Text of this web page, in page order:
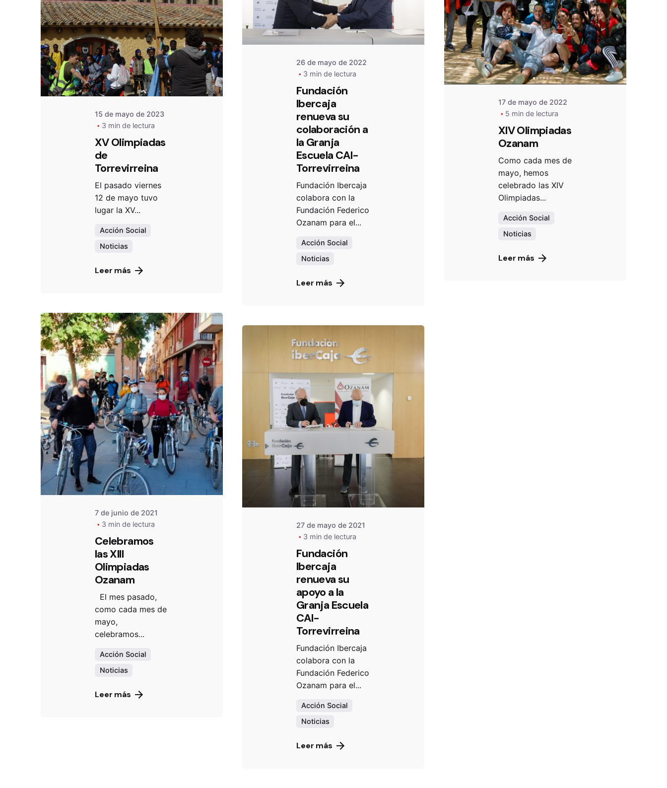
De
OZANAM
15 de mayo de 2023
3 min de lectura
XV Olimpiadas
de
Torrevirreina
El pasado viernes
12 de mayo tuvo
lugar la XV...
Acción Social
Noticias
Leer más
26 de mayo de 2022
3 min de lectura
Fundación
Ibercaja
renueva su
colaboración a
la Granja
Escuela CAI-
Torrevirreina
Fundación Ibercaja
colabora con la
Fundación Federico
Ozanam para el...
Acción Social
Noticias
Leer más
De
OZANAM
17 de mayo de 2022
5 min de lectura
XIV Olimpiadas
Ozanam
Como cada mes de
mayo, hemos
celebrado las XIV
Olimpiadas...
Acción Social
Noticias
Leer más
De
OZANAM
7 de junio de 2021
3 min de lectura
Celebramos
las XIII
Olimpiadas
Ozanam
El mes pasado,
como cada mes de
mayo,
celebramos...
Acción Social
Noticias
Leer más
OZANAM
27 de mayo de 2021
3 min de lectura
Fundación
Ibercaja
renueva su
apoyo a la
Granja Escuela
CAI-
Torrevirreina
Fundación Ibercaja
colabora con la
Fundación Federico
Ozanam para el...
Acción Social
Noticias
Leer más